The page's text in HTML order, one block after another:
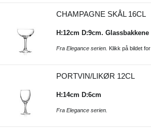
CHAMPAGNE SKÅL 16CL
H:12cm D:9cm.
Fra Elegance serien. Klikk på bildet
PORTVIN/LIKØR 12CL
H:14cm D:6cm
Fra Elegance serien.